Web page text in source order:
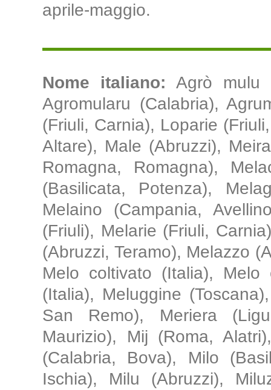
aprile-maggio.
Nome italiano:Agrò mulu
Agromularu (Calabria),
(Friuli, Carnia), Loparie
Altare), Male (Abruzzi),
Romagna, Romagna),
(Basilicata, Potenza),
Melaino (Campania,
(Friuli), Melarie (Friuli,
(Abruzzi, Teramo), Melazzo
Melo coltivato (Italia),
(Italia), Meluggine
San Remo), Meriera
Maurizio), Mij (Roma,
(Calabria, Bova), Milo
Ischia), Milu (Abruzzi),